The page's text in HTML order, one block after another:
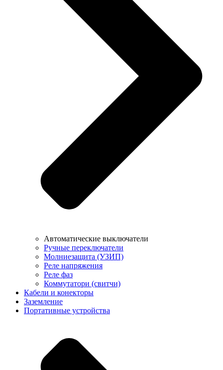
Автоматические выключатели
Ручные переключатели
Молниезащита (УЗИП)
Реле напряжения
Реле фаз
Коммутатори (свитчи)
Кабели и конекторы
Заземление
Портативные устройства